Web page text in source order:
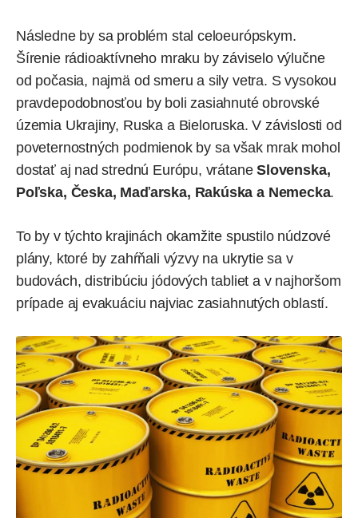
Následne by sa problém stal celoeurópskym.
Šírenie rádioaktívneho mraku by záviselo výlučne
od počasia, najmä od smeru a sily vetra. S vysokou
pravdepodobnosťou by boli zasiahnuté obrovské
územia Ukrajiny, Ruska a Bieloruska. V závislosti od
poveternostných podmienok by sa však mrak mohol
dostať aj nad strednú Európu, vrátaneSlovenska,
Poľska, Česka, Maďarska, Rakúska a Nemecka.
To by v týchto krajinách okamžite spustilo núdzové
plány, ktoré by zahŕňali výzvy na ukrytie sa v
budovách, distribúciu jódových tabliet a v najhoršom
prípade aj evakuáciu najviac zasiahnutých oblastí.